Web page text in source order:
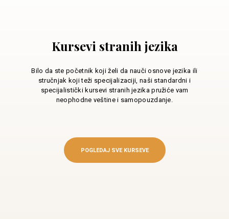
Kursevi stranih jezika
Bilo da ste početnik koji želi da nauči osnove jezika ili
stručnjak koji teži specijalizaciji, naši standardni i
specijalistički kursevi stranih jezika pružiće vam
neophodne veštine i samopouzdanje.
POGLEDAJ SVE KURSEVE